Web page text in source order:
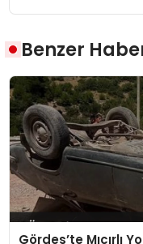
Benzer
Gördes’te Mıcırlı